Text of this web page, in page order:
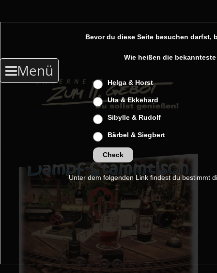
Inhalt
springen
Bevor du diese Seite besuchen darfst,
Wie heißen die
Helga & Horst
Uta & Ekkehard
Sibylle & Rudolf
Bärbel & Siegbert
Check
Unter dem folgenden Link findest du bestimmt